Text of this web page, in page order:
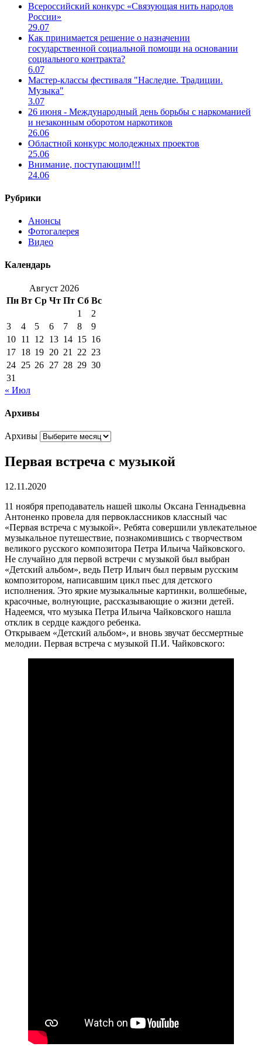
Всероссийский конкурс «Связующая нить народов
России»
29.07
Как принимается решение о назначении
государственной социальной помощи на основании
социального контракта?
6.07
Мастер-классы фестиваля "Наследие. Традиции.
Музыка"
3.07
26 июня - Международный день борьбы с наркоманией
и незаконным оборотом наркотиков
26.06
Областной конкурс молодежных проектов
25.06
Внимание, поступающим!!!
24.06
Рубрики
Анонсы
Фотогалерея
Видео
Календарь
Август 2026
Пн Вт Ср Чт Пт Сб Вс
1
2
3
4 5 6 7 8
9
10 11 12 13 14 15 16
17 18 19 20 21 22 23
24 25 26 27 28 29 30
31
« Июл
Архивы
Архивы
Первая встреча с музыкой
12.11.2020
11 ноября преподаватель нашей школы Оксана Геннадьевна
Антоненко провела для первоклассников классный час
«Первая встреча с музыкой». Ребята совершили увлекательное
музыкальное путешествие, познакомившись с творчеством
великого русского композитора Петра Ильича Чайковского.
Не случайно для первой встречи с музыкой был выбран
«Детский альбом», ведь Петр Ильич был первым русским
композитором, написавшим цикл пьес для детского
исполнения. Это яркие музыкальные картинки, волшебные,
красочные, волнующие, рассказывающие о жизни детей.
Надеемся, что музыка Петра Ильича Чайковского нашла
отклик в сердце каждого ребенка.
Открываем «Детский альбом», и вновь звучат бессмертные
мелодии. Первая встреча с музыкой П.И. Чайковского: